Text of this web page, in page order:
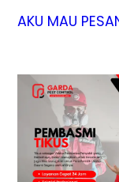
AKU MAU